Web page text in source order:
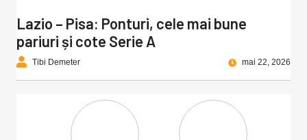
Lazio – Pisa: Ponturi, cele mai bune
pariuri și cote Serie A
Tibi Demeter mai 22, 2026